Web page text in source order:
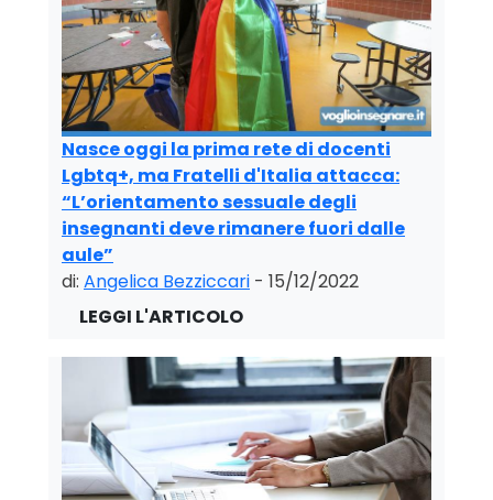
Nasce oggi la prima rete di docenti
Lgbtq+, ma Fratelli d'Italia attacca:
“L’orientamento sessuale degli
insegnanti deve rimanere fuori dalle
aule”
di: Angelica Bezziccari - 15/12/2022